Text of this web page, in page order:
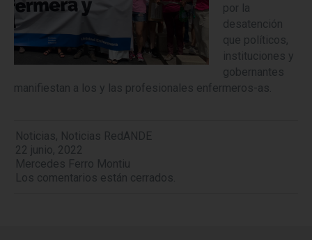
por la
desatención
que políticos,
instituciones y
gobernantes
manifiestan a los y las profesionales enfermeros-as.
Noticias, Noticias RedANDE
22 junio, 2022
Mercedes Ferro Montiu
Los comentarios están cerrados.